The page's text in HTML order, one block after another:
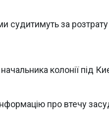
судитимуть за
колонії під
про втечу